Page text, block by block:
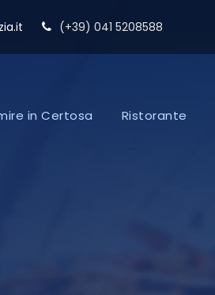
(+39) 041 5208588
in Certosa Ristorante